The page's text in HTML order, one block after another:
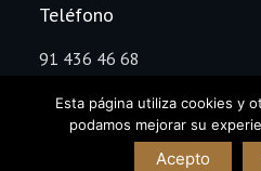
Teléfono
91 436 46 68
Copyright Asistencia
Esta página utiliza cookies y
podamos mejorar su
Acepto